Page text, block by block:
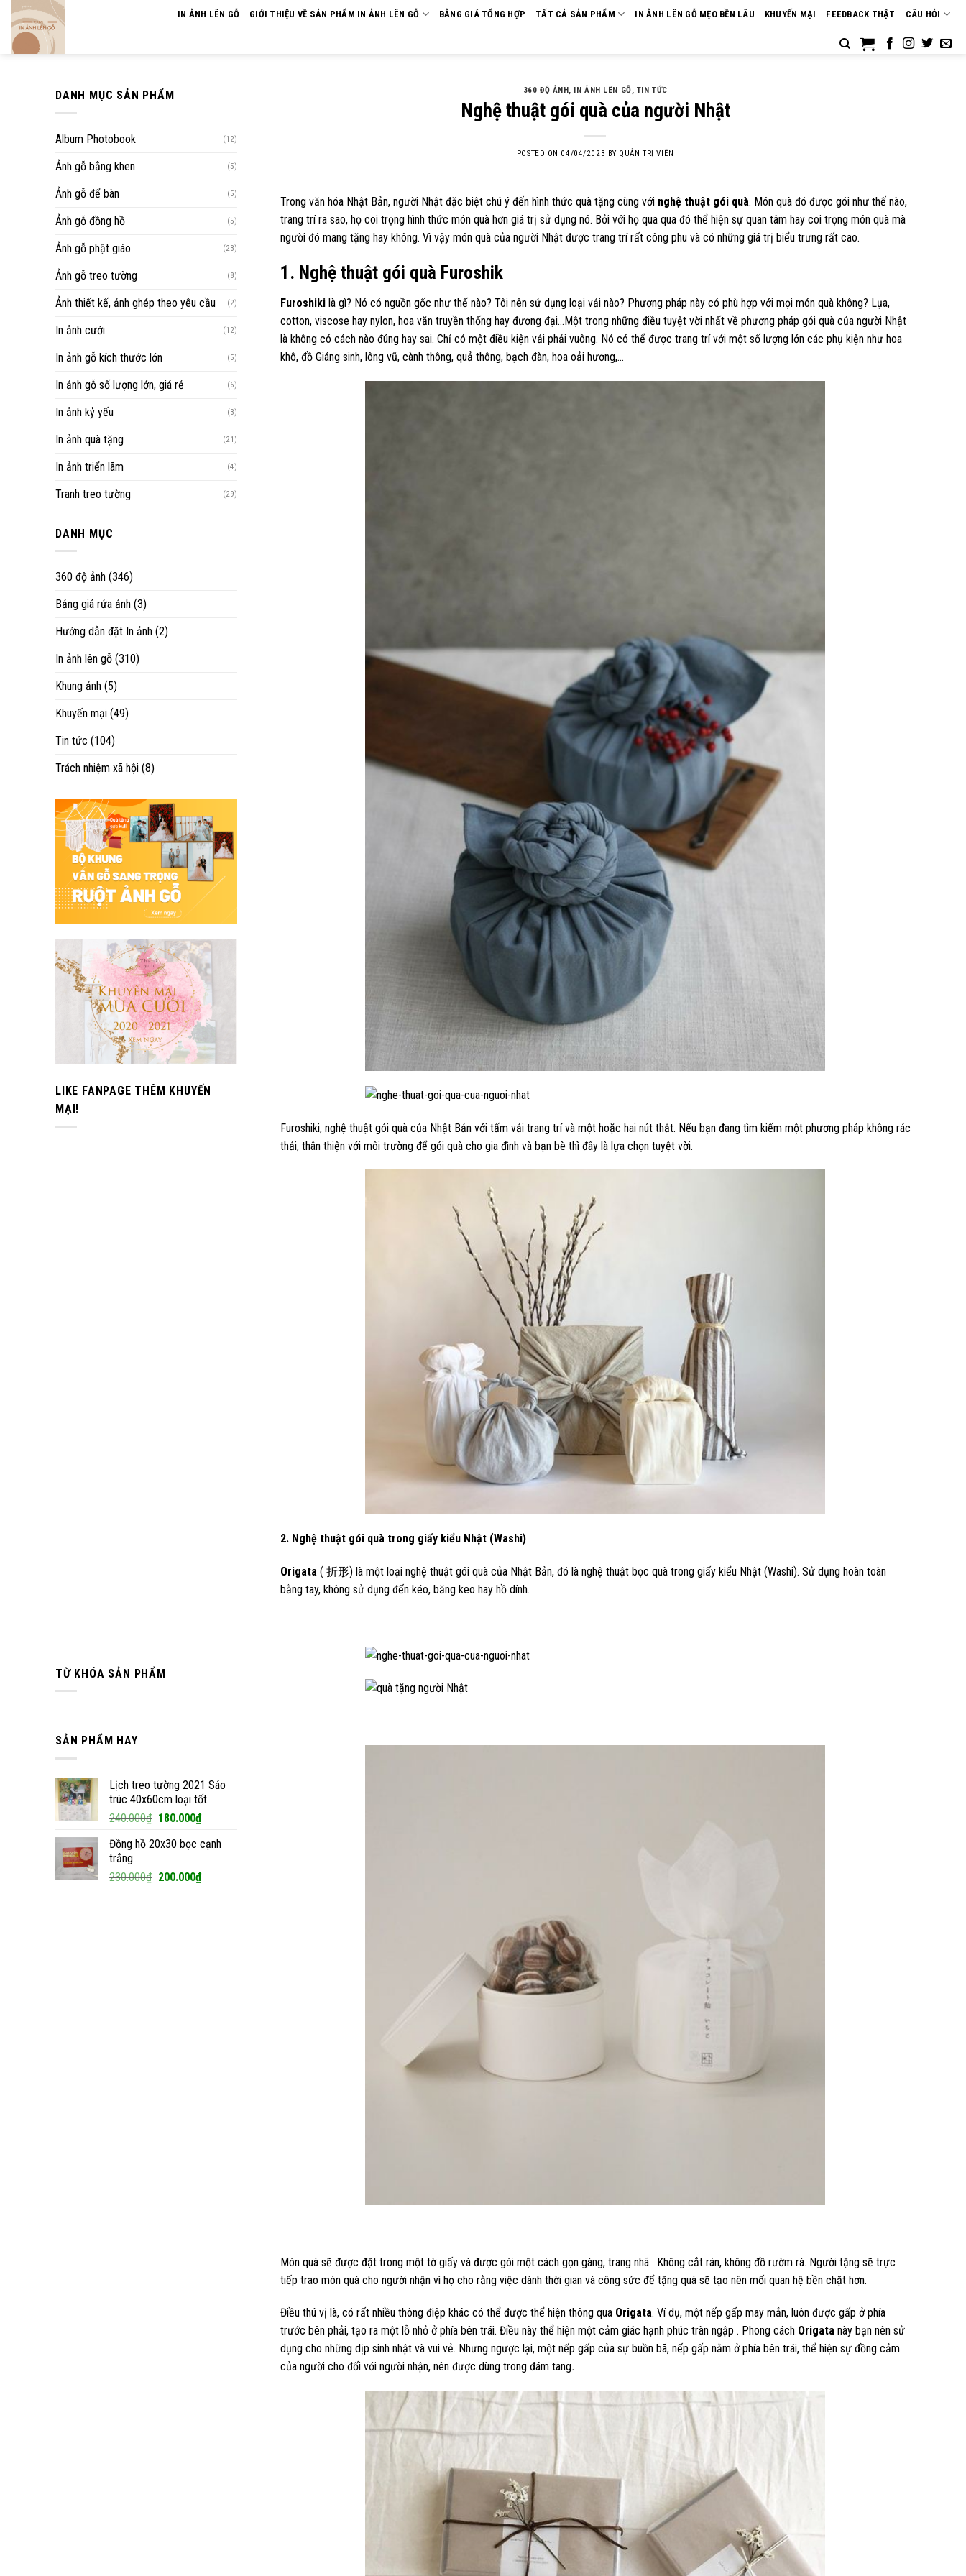
Skip
content
IN ẢNH LÊN GỖ GIỚI THIỆU VỀ SẢN PHẨM IN ẢNH LÊN GỖ BẢNG GIÁ TỔNG HỢP TẤT CẢ SẢN PHẨM IN ẢNH LÊN GỖ MẸO BỀN LÂU KHUYẾN MẠI FEEDBACK THẬT CÂU HỎI
DANH MỤC SẢN PHẨM
Album Photobook (12)
Ảnh gỗ bằng khen (5)
Ảnh gỗ để bàn (5)
Ảnh gỗ đồng hồ (5)
Ảnh gỗ phật giáo (23)
Ảnh gỗ treo tường (8)
Ảnh thiết kế, ảnh ghép theo yêu cầu (2)
In ảnh cưới (12)
In ảnh gỗ kích thước lớn (5)
In ảnh gỗ số lượng lớn, giá rẻ (6)
In ảnh kỷ yếu (3)
In ảnh quà tặng (21)
In ảnh triển lãm (4)
Tranh treo tường (29)
DANH MỤC
360 độ ảnh (346)
Bảng giá rửa ảnh (3)
Hướng dẫn đặt In ảnh (2)
In ảnh lên gỗ (310)
Khung ảnh (5)
Khuyến mại (49)
Tin tức (104)
Trách nhiệm xã hội (8)
LIKE FANPAGE THÊM KHUYẾN
MẠI!
TỪ KHÓA SẢN PHẨM
SẢN PHẨM HAY
Lịch treo tường 2021 Sáo
trúc 40x60cm loại tốt
240.000₫ Giá
là:
180.000₫Giá
tại
180.000₫.
Đồng hồ 20x30 bọc cạnh
trắng
230.000₫ Giá
200.000₫Giá
360 ĐỘ ẢNH, IN ẢNH LÊN GỖ, TIN TỨC
Nghệ thuật gói quà của người Nhật
POSTED ON 04/04/2023 BY QUẢN TRỊ VIÊN
Trong văn hóa Nhật Bản, người Nhật đặc biệt chú ý đến hình thức quà tặng cùng với nghệ thuật gói quà. Món quà đó được gói như thế nào,
trang trí ra sao, họ coi trọng hình thức món quà hơn giá trị sử dụng nó. Bởi với họ qua qua đó thể hiện sự quan tâm hay coi trọng món quà mà
người đó mang tặng hay không. Vì vậy món quà của người Nhật được trang trí rất công phu và có những giá trị biểu trưng rất cao.
1. Nghệ thuật gói quà Furoshik
Furoshikilà gì? Nó có nguồn gốc như thế nào? Tôi nên sử dụng loại vải nào? Phương pháp này có phù hợp với mọi món quà không? Lụa,
cotton, viscose hay nylon, hoa văn truyền thống hay đương đại…Một trong những điều tuyệt vời nhất về phương pháp gói quà của người Nhật
là không có cách nào đúng hay sai. Chỉ có một điều kiện vải phải vuông. Nó có thể được trang trí với một số lượng lớn các phụ kiện như hoa
khô, đồ Giáng sinh, lông vũ, cành thông, quả thông, bạch đàn, hoa oải hương,…
Furoshiki, nghệ thuật gói quà của Nhật Bản với tấm vải trang trí và một hoặc hai nút thắt. Nếu bạn đang tìm kiếm một phương pháp không rác
thải, thân thiện với môi trường để gói quà cho gia đình và bạn bè thì đây là lựa chọn tuyệt vời.
2. Nghệ thuật gói quà trong giấy kiểu Nhật (Washi)
Origata( 折形) là một loại nghệ thuật gói quà của Nhật Bản, đó là nghệ thuật bọc quà trong giấy kiểu Nhật (Washi). Sử dụng hoàn toàn
bằng tay, không sử dụng đến kéo, băng keo hay hồ dính.
Món quà sẽ được đặt trong một tờ giấy và được gói một cách gọn gàng, trang nhã. Không cắt rán, không đồ rườm rà. Người tặng sẽ trực
tiếp trao món quà cho người nhận vì họ cho rằng việc dành thời gian và công sức để tặng quà sẽ tạo nên mối quan hệ bền chặt hơn.
Điều thú vị là, có rất nhiều thông điệp khác có thể được thể hiện thông qua Origata. Ví dụ, một nếp gấp may mắn, luôn được gấp ở phía
trước bên phải, tạo ra một lỗ nhỏ ở phía bên trái. Điều này thể hiện một cảm giác hạnh phúc tràn ngập . Phong cách Origatanày bạn nên sử
dụng cho những dịp sinh nhật và vui vẻ. Nhưng ngược lại, một nếp gấp của sự buồn bã, nếp gấp nằm ở phía bên trái, thể hiện sự đồng cảm
của người cho đối với người nhận, nên được dùng trong đám tang.